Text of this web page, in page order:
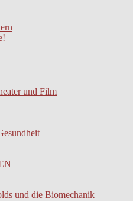
und Film
und die Biomechanik